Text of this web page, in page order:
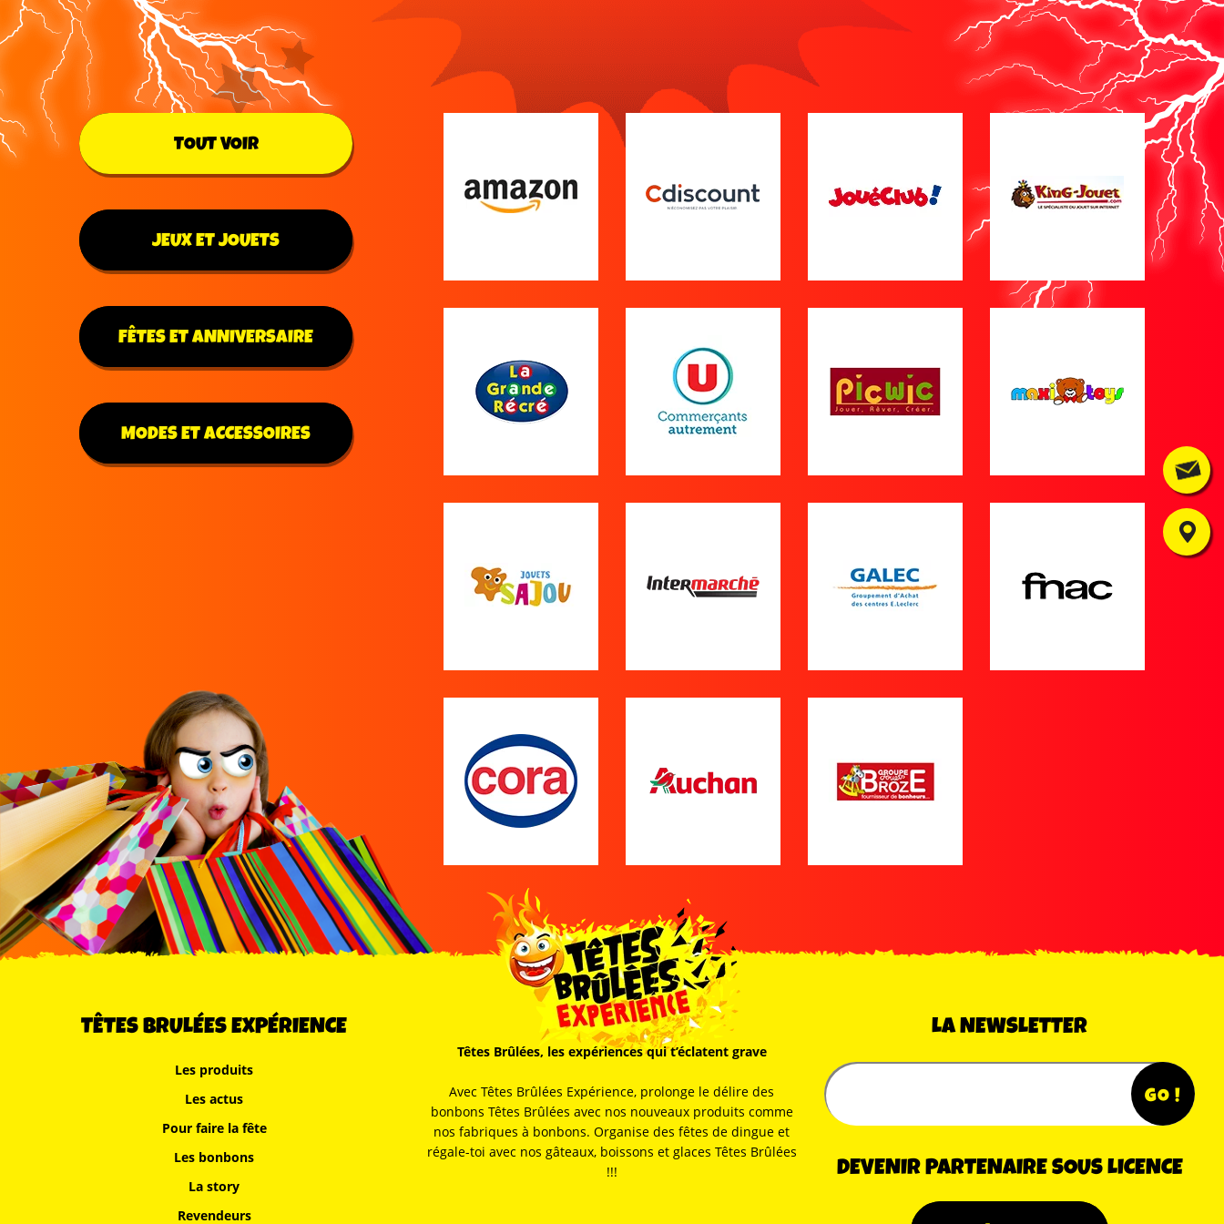
TOUT VOIR
JEUX ET JOUETS
FÊTES ET ANNIVERSAIRE
MODES ET ACCESSOIRES
Têtes Brûlées, les expériences qui t’éclatent grave
Avec Têtes Brûlées Expérience, prolonge le délire des
bonbons Têtes Brûlées avec nos nouveaux produits comme
nos fabriques à bonbons. Organise des fêtes de dingue et
régale-toi avec nos gâteaux, boissons et glaces Têtes Brûlées
!!!
TÊTES BRULÉES EXPÉRIENCE
Les produits
Les actus
Pour faire la fête
Les bonbons
La story
Revendeurs
LA NEWSLETTER
DEVENIR PARTENAIRE SOUS LICENCE